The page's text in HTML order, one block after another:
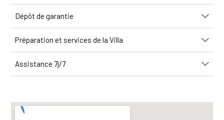
Dépôt de garantie
Préparation et services de la Villa
Assistance 7j/7